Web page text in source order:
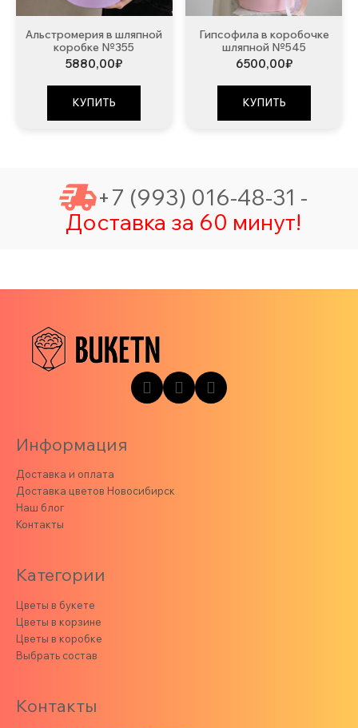
Альстромерия в шляпной
коробке №355
5880,00₽
КУПИТЬ
Гипсофила в коробочке
шляпной №545
6500,00₽
КУПИТЬ
+7 (993) 016-48-31 -
Доставка за 60 минут!
Информация
Доставка и оплата
Доставка цветов Новосибирск
Наш блог
Контакты
Категории
Цветы в букете
Цветы в корзине
Цветы в коробке
Выбрать состав
Контакты